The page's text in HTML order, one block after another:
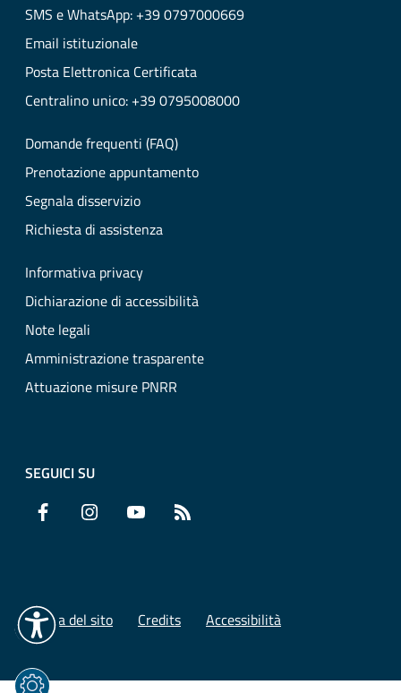
SMS e WhatsApp: +39 0797000669
Email istituzionale
Posta Elettronica Certificata
Centralino unico: +39 0795008000
Domande frequenti (FAQ)
Prenotazione appuntamento
Segnala disservizio
Richiesta di assistenza
Informativa privacy
Dichiarazione di accessibilità
Note legali
Amministrazione trasparente
Attuazione misure PNRR
SEGUICI SU
Facebook Instagram YouTube
Mappa del sito Credits Accessibilità